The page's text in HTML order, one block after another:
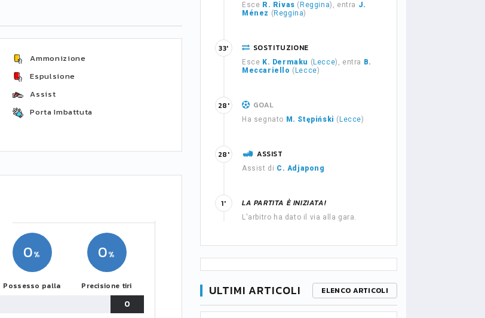
Ammonizione
Espulsione
Assist
Porta Imbattuta
0
Possesso palla
0
Precisione tiri
0
Esce R. Rivas ( Reggina), entra J.
Ménez ( Reggina)
SOSTITUZIONE
Esce K. Dermaku ( Lecce), entra
B.
Meccariello ( Lecce)
33'
GOAL
Ha segnato M. Stępiński ( Lecce)
28'
ASSIST
Assist di C. Adjapong
28'
LA PARTITA È INIZIATA!
L'arbitro ha dato il via alla gara.
1'
ULTIMI ARTICOLI ELENCO ARTICOLI